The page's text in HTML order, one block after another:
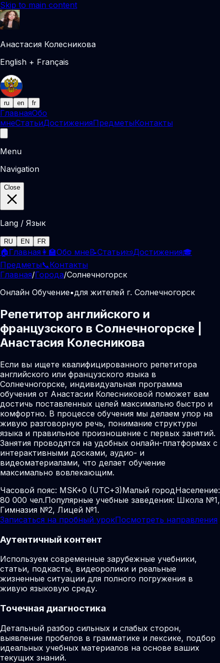
Skip to main content
Анастасия Колесникова
English + Français
ru en fr
ГлавнаяОбо
мнеСтатьиДостиженияПредметыКонтакты
Menu
Navigation
Close
Lang / Язык
RU EN FR
🏠Главная 👩‍🏫Обо мне📝Статьи📜Достижения🎓
Предметы📞Контакты
Главная/Города/Солнечногорск
Онлайн Обучение•для жителей г. Солнечногорск
Репетитор английского и
французского в Солнечногорске |
Анастасия Колесникова
Если вы ищете квалифицированного репетитора
английского или французского языка в
Солнечногорске, индивидуальная программа
обучения от Анастасии Колесниковой поможет вам
достичь поставленных целей максимально быстро и
комфортно. В процессе обучения мы делаем упор на
живую разговорную речь, понимание структуры
языка и правильное произношение с первых занятий.
Занятия проводятся на удобных онлайн-платформах с
интерактивными досками, аудио- и
видеоматериалами, что делает обучение
максимально вовлекающим.
Часовой пояс: MSK+0 (UTC+3)Малый городНаселение:
80 000 чел.Популярные учебные заведения: Школа №1,
Гимназия №2, Лицей №1.
Записаться на пробный урокПосмотреть направления
Аутентичный контент
Используем современные зарубежные учебники,
статьи, подкасты, видеоролики и реальные
жизненные ситуации для полного погружения в
живую языковую среду.
Точечная диагностика
Детальный разбор сильных и слабых сторон,
выявление пробелов в грамматике и лексике, подбор
идеальных учебных материалов на основе ваших
текущих знаний.